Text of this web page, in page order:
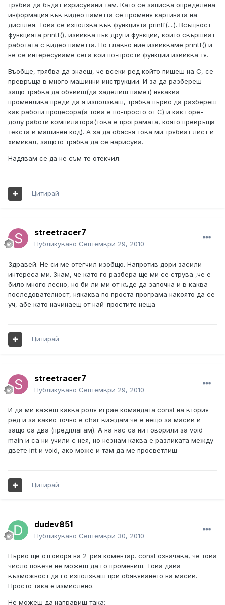
трябва да бъдат изрисувани там. Като се записва определена
информация във видео паметта се променя картината на
дисплея. Това се използва във функцията printf(....). Всъщност
функцията printf(), извиква пък други функции, които свършват
работата с видео паметта. Но главно ние извикваме printf() и
не се интересуваме сега кои по-прости функции извиква тя.
Въобще, трябва да знаеш, че всеки ред който пишеш на C, се
превръща в много машинни инструкции. И за да разбереш
защо трябва да обявиш(да заделиш памет) някаква
променлива преди да я използваш, трябва първо да разбереш
как работи процесора(а това е по-просто от C) и как горе-
долу работи компилатора(това е програмата, която превръща
текста в машинен код). А за да обясня това ми трябват лист и
химикал, защото трябва да се нарисува.
Надявам се да не съм те отекчил.
Цитирай
streetracer7
Публикувано Септември 29, 2010
Здравей. Не си ме отегчил изобщо. Напротив дори засили
интереса ми. Знам, че като го разбера ще ми се струва ,че е
било много лесно, но би ли ми от къде да започна и в каква
последователност, някаква по проста програма накоято да се
уч, абе като начинаещ от най-простите неща
Цитирай
streetracer7
Публикувано Септември 29, 2010
И да ми кажеш каква роля играе командата const на втория
ред и за какво точно е char виждам че е нещо за масив и
защо са два (предплагам). А на нас са ни говорили за void
main и са ни учили с нея, но незнам каква е разликата между
двете int и void, ако може и там да ме просветлиш
Цитирай
dudev851
Публикувано Септември 30, 2010
Първо ще отговоря на 2-рия коментар. const означава, че това
число повече не можеш да го промениш. Това дава
възможност да го използваш при обявяването на масив.
Просто така е измислено.
Не можеш да направиш така: